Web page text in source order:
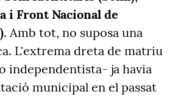
i Front Nacional de
. Amb tot, no suposa una
L'extrema dreta de matriu
independentista- ja havia
municipal en el passat